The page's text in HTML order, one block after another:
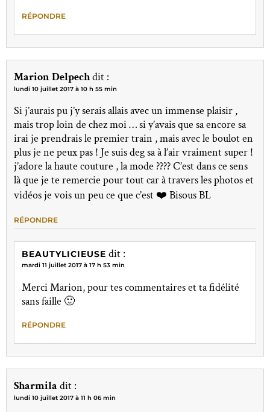
RÉPONDRE
Marion Delpechdit :
lundi 10 juillet 2017 à 10 h 55 min
Si j’aurais pu j’y serais allais avec un immense plaisir ,
mais trop loin de chez moi … si y’avais que sa encore sa
irai je prendrais le premier train , mais avec le boulot en
plus je ne peux pas ! Je suis deg sa à l’air vraiment super !
j’adore la haute couture , la mode ???? C’est dans ce sens
là que je te remercie pour tout car à travers les photos et
vidéos je vois un peu ce que c’est ❤️ Bisous BL
RÉPONDRE
BEAUTYLICIEUSE dit :
mardi 11 juillet 2017 à 17 h 53 min
Merci Marion, pour tes commentaires et ta fidélité
sans faille 🙂
RÉPONDRE
Sharmila dit :
lundi 10 juillet 2017 à 11 h 06 min